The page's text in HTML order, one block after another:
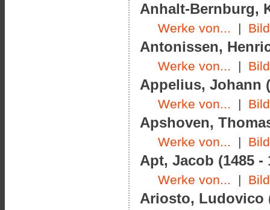
Anhalt-Bernburg,
Werke von... |
Antonissen,
Werke von... |
Appelius, Johann
Werke von... |
Apshoven,
Werke von... |
Apt, Jacob (1485 -
Werke von... |
Ariosto, Ludovico